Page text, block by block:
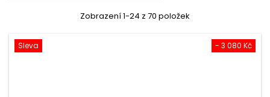
Zobrazení 1-24 z 70 položek
- 3 080 Kč
Sleva